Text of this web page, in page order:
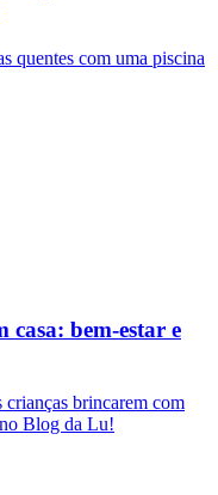
quentes com uma piscina
casa: bem-estar e
brincarem com
Blog da Lu!